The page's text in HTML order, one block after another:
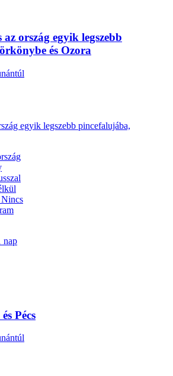
ország egyik legszebb
és Ozora
egyik legszebb pincefalujába,
Nincs
nap
Pécs